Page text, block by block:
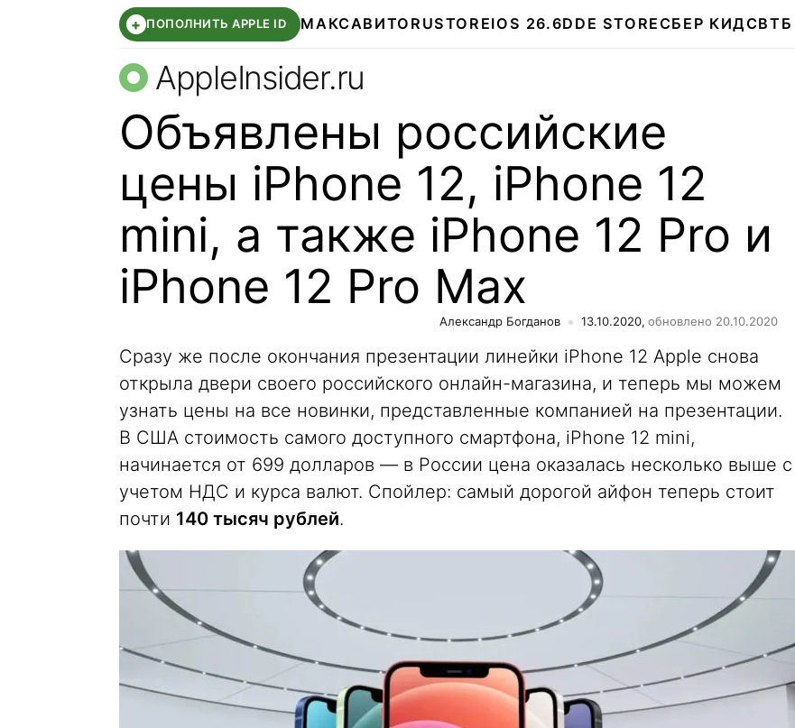
+ ПОПОЛНИТЬ APPLE ID МАКСАВИТО RUSTOREIOS 26.6DDE STORE СБЕР КИДС
AppleInsider.ru
Объявлены российские
цены iPhone 12, iPhone 12
mini, а также iPhone 12 Pro и
iPhone 12 Pro Max
Александр Богданов 13.10.2020, обновлено 20.10.2020
Сразу же после окончания презентации линейки iPhone 12 Apple снова
открыла двери своего российского онлайн-магазина, и теперь мы можем
узнать цены на все новинки, представленные компанией на презентации.
В США стоимость самого доступного смартфона, iPhone 12 mini,
начинается от 699 долларов — в России цена оказалась несколько выше с
учетом НДС и курса валют. Спойлер: самый дорогой айфон теперь стоит
почти 140 тысяч рублей.